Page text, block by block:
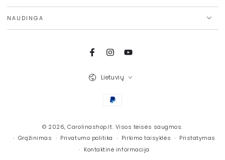
NAUDINGA
FacebookInstagram
Youtube
© 2026,Carolinashop.lt. Visos teisės saugmos.
Grąžinimas
Privatumo politika Pirkimo taisyklės
Pristatymas
Kontaktinė informacija
Lietuvių